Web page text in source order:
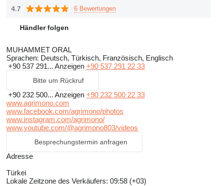
4.7 6 Bewertungen
Händler folgen
MUHAMMET ORAL
Sprachen: Deutsch, Türkisch, Französisch, Englisch
+90 537 291... Anzeigen +90 537 291 22 33
Bitte um Rückruf
+90 232 500... Anzeigen +90 232 500 22 33
www.agrimono.com
www.facebook.com/agrimono/photos
www.instagram.com/agrimono/
www.youtube.com/@agrimono803/videos
Besprechungstermin anfragen
Adresse
Türkei
Lokale Zeitzone des Verkäufers: 09:58 (+03)